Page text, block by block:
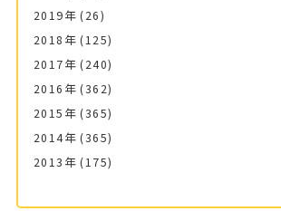
2019年 (26)
2018年 (125)
2017年 (240)
2016年 (362)
2015年 (365)
2014年 (365)
2013年 (175)